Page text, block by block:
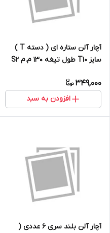
آچار آلن ستاره ای ( دسته T )
سایز T10 طول تیغه 130 م.م S2
349,000
افزودن به سبد
آچار آلن بلند سری 6 عددی (